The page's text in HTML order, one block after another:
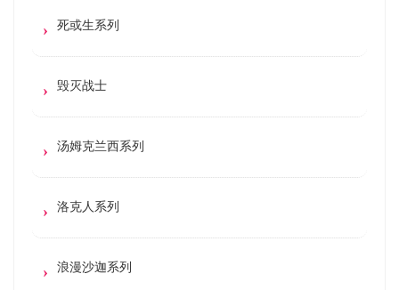
死或生系列
毁灭战士
汤姆克兰西系列
洛克人系列
浪漫沙迦系列